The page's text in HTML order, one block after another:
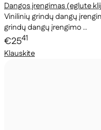
Dangos įrengimas (eglute
Vinilinių grindų dangų
grindų dangų įrengimo ..
€2541
Klauskite